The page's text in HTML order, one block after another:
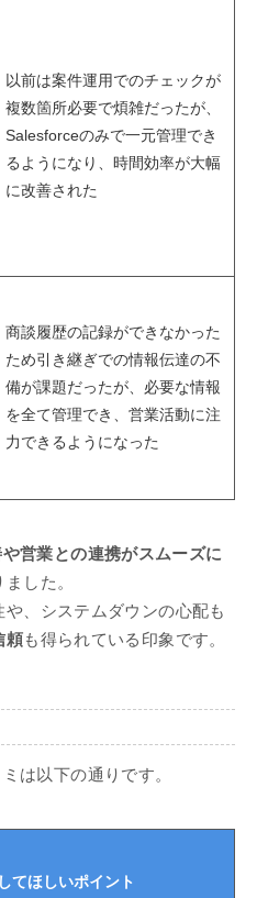
以前は案件運用でのチェックが
複数箇所必要で煩雑だったが、
Salesforceのみで一元管理でき
るようになり、時間効率が大幅
に改善された
商談履歴の記録ができなかった
ため引き継ぎでの情報伝達の不
備が課題だったが、必要な情報
を全て管理でき、営業活動に注
力できるようになった
営業との連携がスムーズに
した。
、システムダウンの心配も
頼も得られている印象です。
は以下の通りです。
てほしいポイント